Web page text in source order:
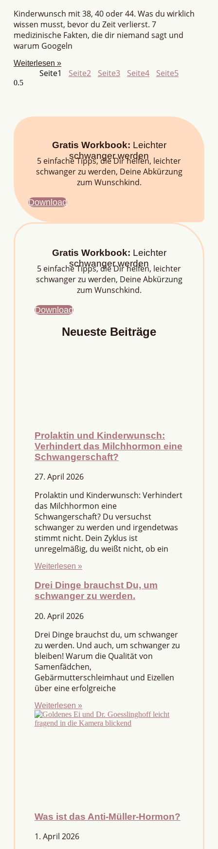
Kinderwunsch mit 38, 40 oder 44. Was du wirklich
wissen musst, bevor du Zeit verlierst. 7
medizinische Fakten, die dir niemand sagt und
warum Googeln
Weiterlesen »
Seite1 Seite2 Seite3 Seite4 Seite5
Gratis Workbook: Leichter
schwanger werden
5 einfache Tipps, die Dir helfen, leichter
schwanger zu werden, Deine Abkürzung
zum Wunschkind.
Download
Gratis Workbook: Leichter
schwanger werden
5 einfache Tipps, die Dir helfen, leichter
schwanger zu werden, Deine Abkürzung
zum Wunschkind.
Download
Neueste Beiträge
Prolaktin und Kinderwunsch:
Verhindert das Milchhormon eine
Schwangerschaft?
27. April 2026
Prolaktin und Kinderwunsch: Verhindert
das Milchhormon eine
Schwangerschaft? Du versuchst
schwanger zu werden und irgendetwas
stimmt nicht. Dein Zyklus ist
unregelmäßig, du weißt nicht, ob ein
Weiterlesen »
Drei Dinge brauchst Du, um
schwanger zu werden.
20. April 2026
Drei Dinge brauchst du, um schwanger
zu werden. Und auch, um schwanger zu
bleiben! Warum die Qualität von
Samenfädchen,
Gebärmutterschleimhaut und Eizellen
über eine erfolgreiche
Weiterlesen »
Was ist das Anti-Müller-Hormon?
1. April 2026